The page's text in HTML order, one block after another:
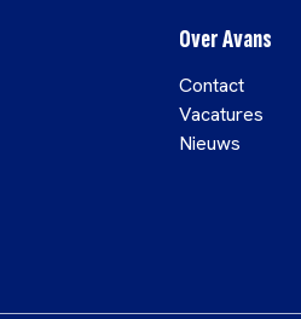
Over Avans
Contact
Vacatures
Nieuws